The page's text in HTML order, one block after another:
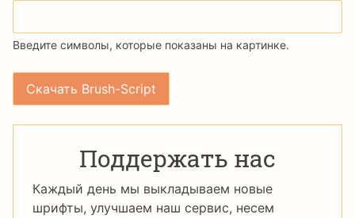
Введите символы, которые показаны на картинке.
Поддержать нас
Каждый день мы выкладываем новые
шрифты, улучшаем наш сервис, несем